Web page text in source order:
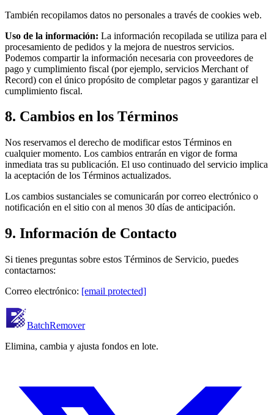
También recopilamos datos no personales a través de cookies web.
Uso de la información: La información recopilada se utiliza para el
procesamiento de pedidos y la mejora de nuestros servicios.
Podemos compartir la información necesaria con proveedores de
pago y cumplimiento fiscal (por ejemplo, servicios Merchant of
Record) con el único propósito de completar pagos y garantizar el
cumplimiento fiscal.
8. Cambios en los Términos
Nos reservamos el derecho de modificar estos Términos en
cualquier momento. Los cambios entrarán en vigor de forma
inmediata tras su publicación. El uso continuado del servicio implica
la aceptación de los Términos actualizados.
Los cambios sustanciales se comunicarán por correo electrónico o
notificación en el sitio con al menos 30 días de anticipación.
9. Información de Contacto
Si tienes preguntas sobre estos Términos de Servicio, puedes
contactarnos:
Correo electrónico: [email protected]
BatchRemover
Elimina, cambia y ajusta fondos en lote.